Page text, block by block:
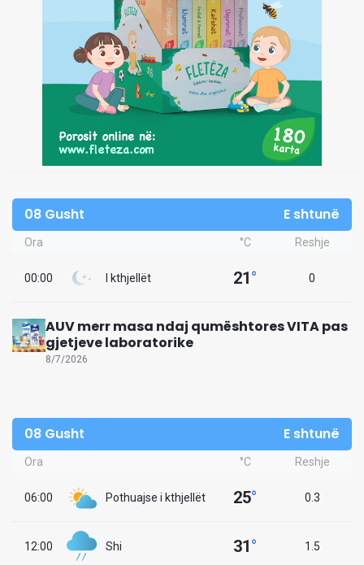
08 Gusht E shtunë
Ora °C Reshje
00:00 I kthjellët 21° 0
AUV merr masa ndaj qumështores VITA pas
gjetjeve laboratorike
8/7/2026
08 Gusht E shtunë
Ora °C Reshje
06:00 Pothuajse i kthjellët 25° 0.3
12:00 Shi 31° 1.5